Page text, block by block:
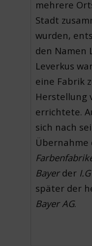
mehrere
Stadt
wurden,
den Namen
Leverkus
eine Fabrik
Herstellung
errichtete.
sich nach
Übernahme
Bayerder
später der
Bayer AG.